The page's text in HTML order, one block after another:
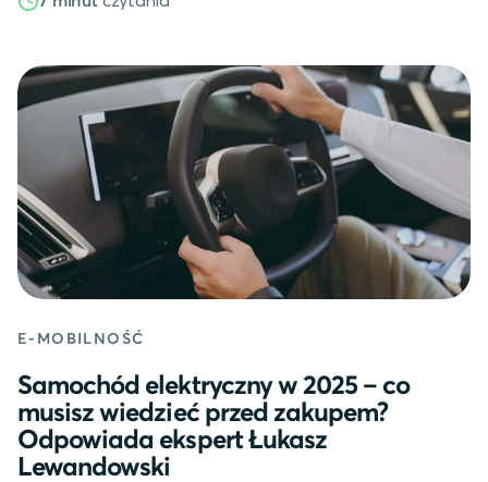
E-MOBILNOŚĆ
Samochód elektryczny w 2025 – co
musisz wiedzieć przed zakupem?
Odpowiada ekspert Łukasz
Lewandowski